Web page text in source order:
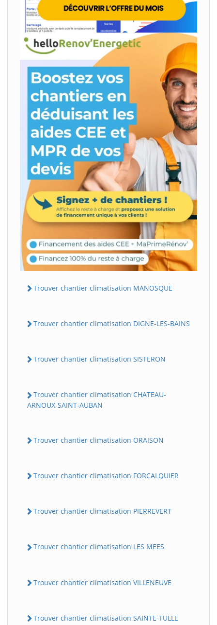
Trouver chantier climatisation MANOSQUE
Trouver chantier climatisation DIGNE-LES-BAINS
Trouver chantier climatisation SISTERON
Trouver chantier climatisation CHATEAU-
ARNOUX-SAINT-AUBAN
Trouver chantier climatisation ORAISON
Trouver chantier climatisation FORCALQUIER
Trouver chantier climatisation PIERREVERT
Trouver chantier climatisation LES MEES
Trouver chantier climatisation VILLENEUVE
Trouver chantier climatisation SAINTE-TULLE